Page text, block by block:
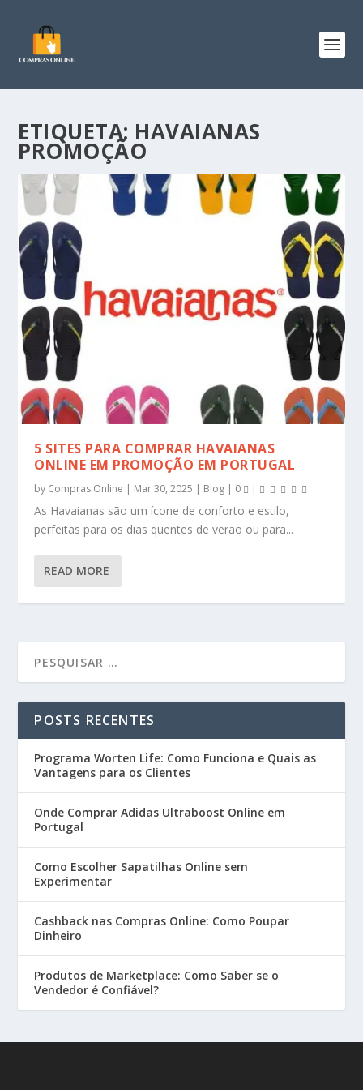
ETIQUETA: HAVAIANAS
PROMOÇÃO
5 SITES PARA COMPRAR HAVAIANAS
ONLINE EM PROMOÇÃO EM PORTUGAL
by Compras Online | Mar 30, 2025 | Blog | 0 |
As Havaianas são um ícone de conforto e estilo,
perfeitas para os dias quentes de verão ou para...
READ MORE
POSTS RECENTES
Programa Worten Life: Como Funciona e Quais as
Vantagens para os Clientes
Onde Comprar Adidas Ultraboost Online em
Portugal
Como Escolher Sapatilhas Online sem
Experimentar
Cashback nas Compras Online: Como Poupar
Dinheiro
Produtos de Marketplace: Como Saber se o
Vendedor é Confiável?